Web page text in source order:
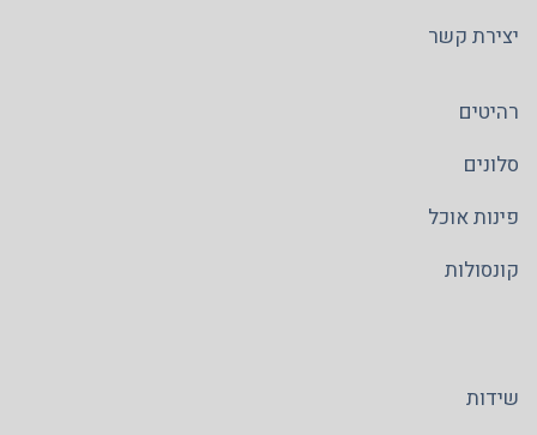
יצירת קשר
רהיטים
סלונים
פינות אוכל
קונסולות
שידות